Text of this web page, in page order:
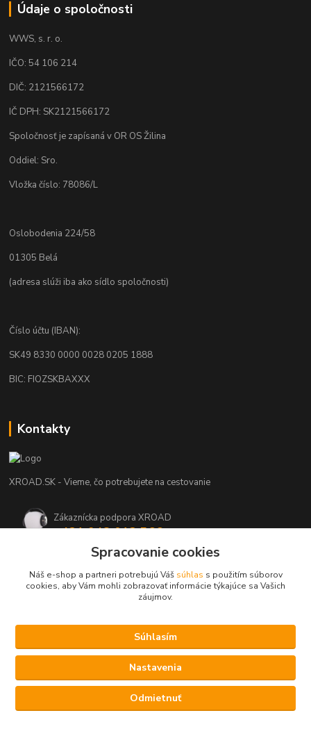
Údaje o spoločnosti
WWS, s. r. o.
IČO: 54 106 214
DIČ: 2121566172
IČ DPH: SK2121566172
Spoločnosť je zapísaná v OR OS Žilina
Oddiel: Sro.
Vložka číslo: 78086/L
Oslobodenia 224/58
01305 Belá
(adresa slúži iba ako sídlo spoločnosti)
Číslo účtu (IBAN):
SK49 8330 0000 0028 0205 1888
BIC: FIOZSKBAXXX
Kontakty
XROAD.SK - Vieme, čo potrebujete na cestovanie
Zákaznícka podpora XROAD
+421 948 013 566
Po-Pi (08:00-16:00), So (11:00-14:00)
info@xroad.sk
Nastavenia cookies.
Copyright © 2021 XROAD.SK
Vytvorené na
Eshop-rychlo.sk
Spracovanie cookies
Náš e-shop a partneri potrebujú Váš súhlas s použitím súborov
cookies, aby Vám mohli zobrazovať informácie týkajúce sa Vašich
záujmov.
Nastavenia
Súhlasím